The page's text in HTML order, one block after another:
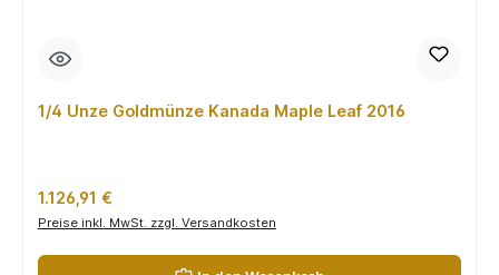
1/4 Unze Goldmünze Kanada Maple Leaf 2016
Regulärer Preis:
1.126,91 €
Preise inkl. MwSt. zzgl. Versandkosten